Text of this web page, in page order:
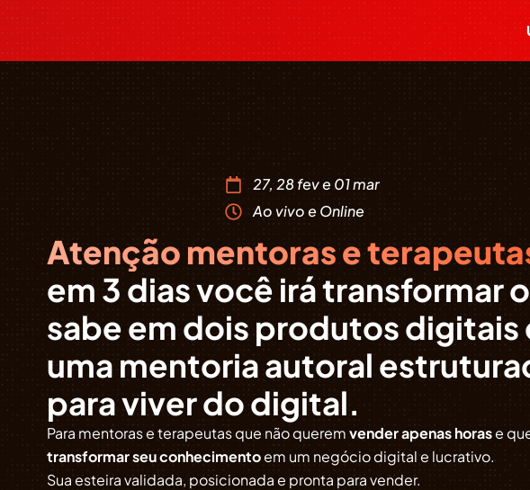
27, 28 fev e 01 mar
Ao vivo e Online
Atenção mentoras e
em 3 dias você irá transformar
sabe em dois produtos digitais
uma mentoria autoral
para viver do digital.
Para mentoras e terapeutas que não queremvender apenas horase
transformar seu conhecimentoem um negócio digital e lucrativo.
Sua esteira validada, posicionada e pronta para vender.